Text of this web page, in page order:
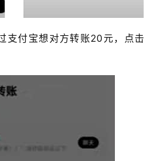
支付宝想对方转账20元，点击